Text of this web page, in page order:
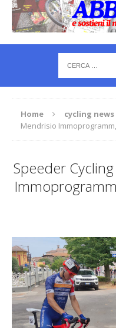
Home cycling news
Mendrisio
Speeder